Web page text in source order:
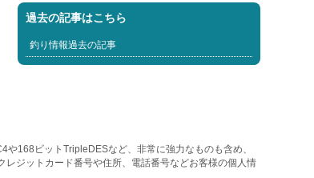
過去の記事はこちら
釣り情報過去の記事
168ビットTripleDESなど、非常に強力なものも含め、
ジットカード番号や住所、電話番号などお客様の個人情